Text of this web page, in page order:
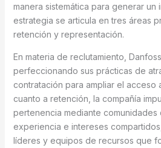
manera sistemática para generar un
estrategia se articula en tres áreas
retención y representación.
En materia de reclutamiento,
perfeccionando sus prácticas de
contratación para ampliar el acceso
cuanto a retención, la compañía
pertenencia mediante comunidades
experiencia e intereses
líderes y equipos de recursos que